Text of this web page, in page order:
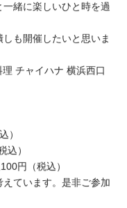
緒に楽しいひと時を過
も開催したいと思いま
チャイハナ 横浜西口
）
込）
円（税込）
ています。是非ご参加